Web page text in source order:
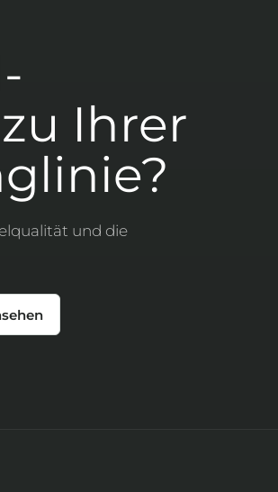
Ihrer
und die